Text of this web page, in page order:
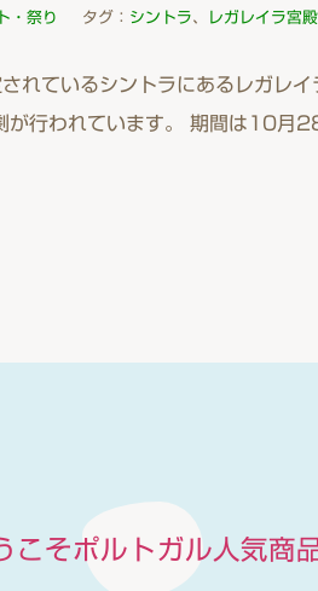
・祭り タグ： シントラ、 レガレイラ宮殿
れているシントラにあるレガレ
が行われています。 期間は10月
こそポルトガル人気商